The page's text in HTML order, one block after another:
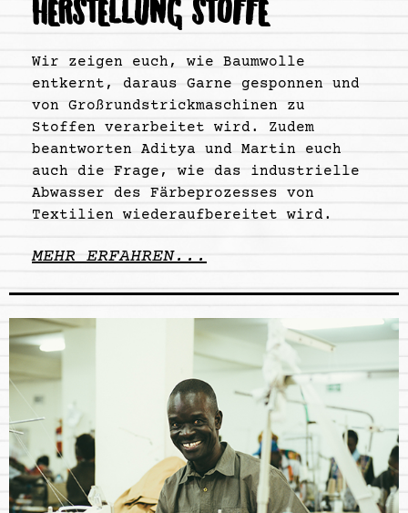
HERSTELLUNG STOFFE
Wir zeigen euch, wie Baumwolle
entkernt, daraus Garne gesponnen und
von Großrundstrickmaschinen zu
Stoffen verarbeitet wird. Zudem
beantworten Aditya und Martin euch
auch die Frage, wie das industrielle
Abwasser des Färbeprozesses von
Textilien wiederaufbereitet wird.
MEHR ERFAHREN...